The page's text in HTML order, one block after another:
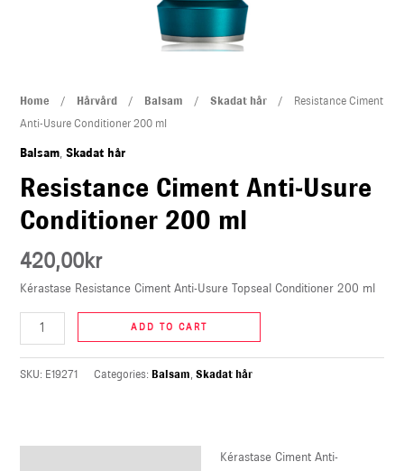
Home / Hårvård/ Balsam / Skadat hår/ Resistance Ciment
Anti-Usure Conditioner 200 ml
Balsam, Skadat hår
Resistance Ciment Anti-Usure
Conditioner 200 ml
420,00kr
Kérastase Resistance Ciment Anti-Usure Topseal Conditioner 200 ml
Resistance
Ciment
Anti-
Conditioner
200
quantity
ADD TO CART
SKU: E19271 Categories: Balsam Skadat hår
Kérastase Ciment Anti-